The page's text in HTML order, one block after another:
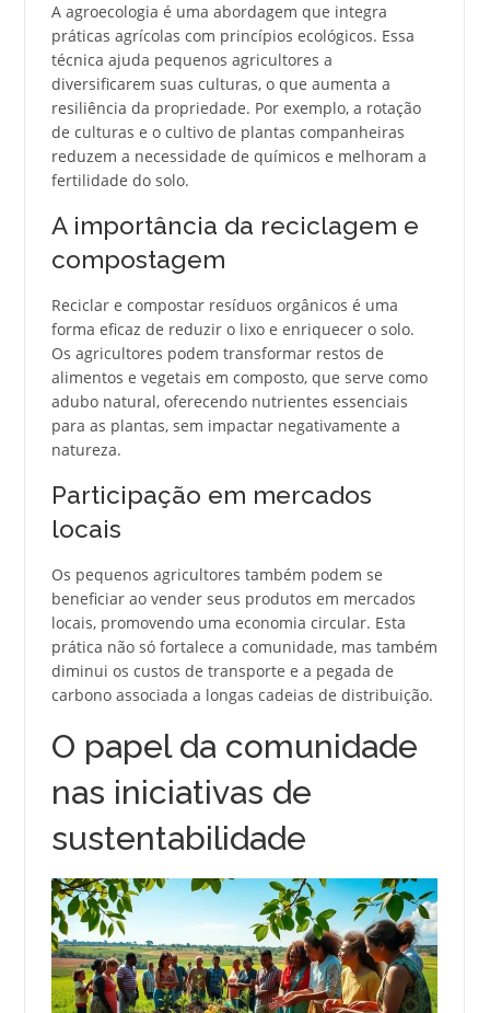
A agroecologia é uma abordagem que integra
práticas agrícolas com princípios ecológicos. Essa
técnica ajuda pequenos agricultores a
diversificarem suas culturas, o que aumenta a
resiliência da propriedade. Por exemplo, a rotação
de culturas e o cultivo de plantas companheiras
reduzem a necessidade de químicos e melhoram a
fertilidade do solo.
A importância da reciclagem e
compostagem
Reciclar e compostar resíduos orgânicos é uma
forma eficaz de reduzir o lixo e enriquecer o solo.
Os agricultores podem transformar restos de
alimentos e vegetais em composto, que serve como
adubo natural, oferecendo nutrientes essenciais
para as plantas, sem impactar negativamente a
natureza.
Participação em mercados
locais
Os pequenos agricultores também podem se
beneficiar ao vender seus produtos em mercados
locais, promovendo uma economia circular. Esta
prática não só fortalece a comunidade, mas também
diminui os custos de transporte e a pegada de
carbono associada a longas cadeias de distribuição.
O papel da comunidade
nas iniciativas de
sustentabilidade